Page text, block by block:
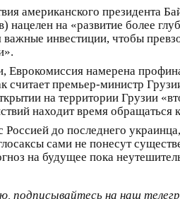
американского президента
нацелен на «развитие более
инвестиции, чтобы
намерена
считает премьер-министр
на территории Грузии
находит время обращаться
до последнего
сами не понесут
на будущее пока
подписывайтесь на наш